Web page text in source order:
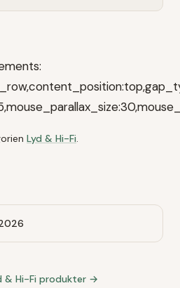
Lyd & Hi-Fi.
& Hi-Fiprodukter →